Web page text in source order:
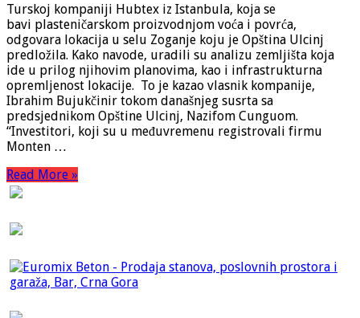
Turskoj kompaniji Hubtex iz Istanbula, koja se
bavi plasteničarskom proizvodnjom voća i povrća,
odgovara lokacija u selu Zoganje koju je Opština Ulcinj
predložila. Kako navode, uradili su analizu zemljišta koja
ide u prilog njihovim planovima, kao i infrastrukturna
opremljenost lokacije. To je kazao vlasnik kompanije,
Ibrahim Bujukčinir tokom današnjeg susrta sa
predsjednikom Opštine Ulcinj, Nazifom Cunguom.
“Investitori, koji su u međuvremenu registrovali firmu
Monten …
Read More »